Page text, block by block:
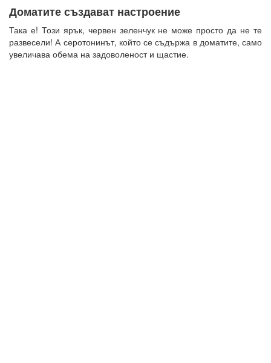
Доматите създават настроение
Така е! Този ярък, червен зеленчук не може просто да не те
развесели! А серотонинът, който се съдържа в доматите, само
увеличава обема на задоволеност и щастие.